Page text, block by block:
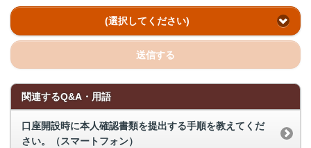
(選択してください)
送信する
関連するQ&A・用語
口座開設時に本人確認書類を提出する手順を教えてくだ
さい。（スマートフォン）